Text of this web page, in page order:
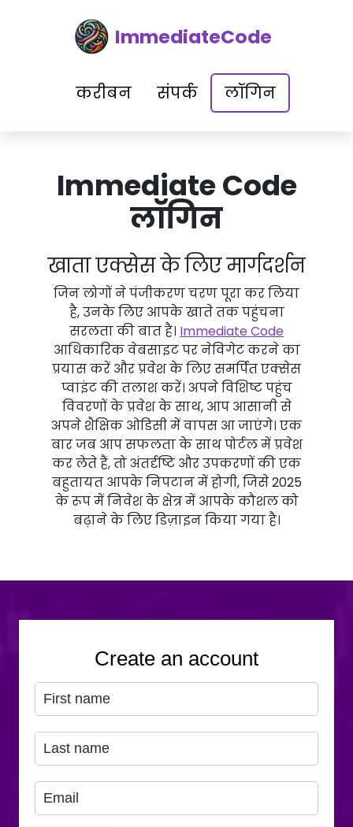
ImmediateCode
करीबन संपर्क लॉगिन
Immediate Code
लॉगिन
खाता एक्सेस के लिए मार्गदर्शन
जिन लोगों ने पंजीकरण चरण पूरा कर लिया
है, उनके लिए आपके खाते तक पहुंचना
सरलता की बात है। Immediate Code
आधिकारिक वेबसाइट पर नेविगेट करने का
प्रयास करें और प्रवेश के लिए समर्पित एक्सेस
प्वाइंट की तलाश करें। अपने विशिष्ट पहुंच
विवरणों के प्रवेश के साथ, आप आसानी से
अपने शैक्षिक ओडिसी में वापस आ जाएंगे। एक
बार जब आप सफलता के साथ पोर्टल में प्रवेश
कर लेते हैं, तो अंतर्दृष्टि और उपकरणों की एक
बहुतायत आपके निपटान में होगी, जिसे 2025
के रूप में निवेश के क्षेत्र में आपके कौशल को
बढ़ाने के लिए डिज़ाइन किया गया है।